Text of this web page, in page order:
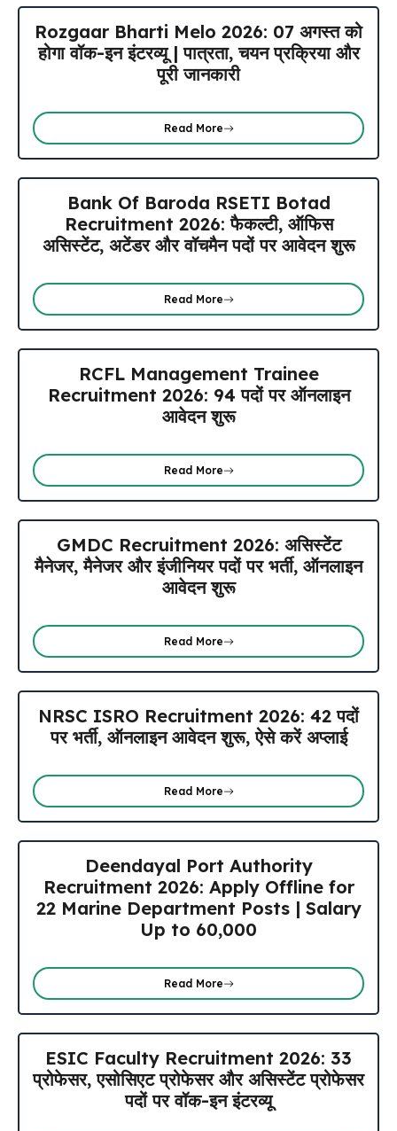
Rozgaar Bharti Melo 2026: 07 अगस्त को
होगा वॉक-इन इंटरव्यू | पात्रता, चयन प्रक्रिया और
पूरी जानकारी
Read More
Bank Of Baroda RSETI Botad
Recruitment 2026: फैकल्टी, ऑफिस
असिस्टेंट, अटेंडर और वॉचमैन पदों पर आवेदन शुरू
Read More
RCFL Management Trainee
Recruitment 2026: 94 पदों पर ऑनलाइन
आवेदन शुरू
Read More
GMDC Recruitment 2026: असिस्टेंट
मैनेजर, मैनेजर और इंजीनियर पदों पर भर्ती, ऑनलाइन
आवेदन शुरू
Read More
NRSC ISRO Recruitment 2026: 42 पदों
पर भर्ती, ऑनलाइन आवेदन शुरू, ऐसे करें अप्लाई
Read More
Deendayal Port Authority
Recruitment 2026: Apply Offline for
22 Marine Department Posts | Salary
Up to ₹60,000
Read More
ESIC Faculty Recruitment 2026: 33
प्रोफेसर, एसोसिएट प्रोफेसर और असिस्टेंट प्रोफेसर
पदों पर वॉक-इन इंटरव्यू